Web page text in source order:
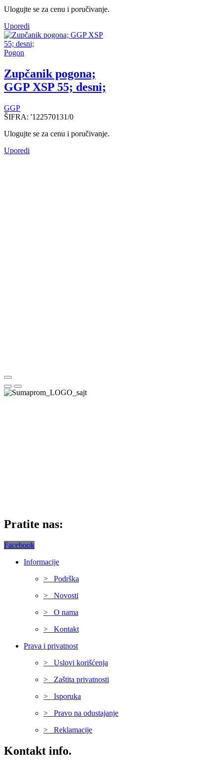
Ulogujte se za cenu i poručivanje.
Uporedi
Pogon
Zupčanik pogona;
GGP XSP 55; desni;
GGP
ŠIFRA: '122570131/0
Ulogujte se za cenu i poručivanje.
Uporedi
Pratite nas:
Facebook
Informacije
> Podrška
> Novosti
> O nama
> Kontakt
Prava i privatnost
> Uslovi korišćenja
> Zaštita privatnosti
> Isporuka
> Pravo na odustajanje
> Reklamacije
Kontakt info.